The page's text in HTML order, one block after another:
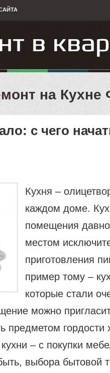
на Кухне
с чего
Кухня –
каждом доме.
помещения
местом
приготовления
пример тому –
которые стали
можно
предметом гордости
– с покупки
выбора бытовой